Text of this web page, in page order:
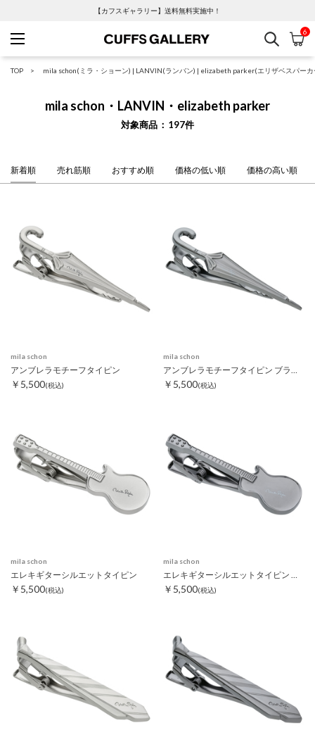
【カフスギャラリー】送料無料実施中！
Cuffs Gallery
検索 カ
6
TOP mila schon(ミラ・ショーン) | LANVIN(ランバン) | elizabeth parker(エリザベスパーカ
mila schon・LANVIN・elizabeth parker
対象商品 197件
新着順 売れ筋順 おすすめ順 価格の低い順 価格の高い順
mila schon
アンブレラモチーフタイピン
￥5,500(税込)
mila schon
￥5,500(税込)
mila schon
エレキギターシルエットタイピン
￥5,500(税込)
mila schon
エレキギターシルエットタイピン ブラック
￥5,500(税込)